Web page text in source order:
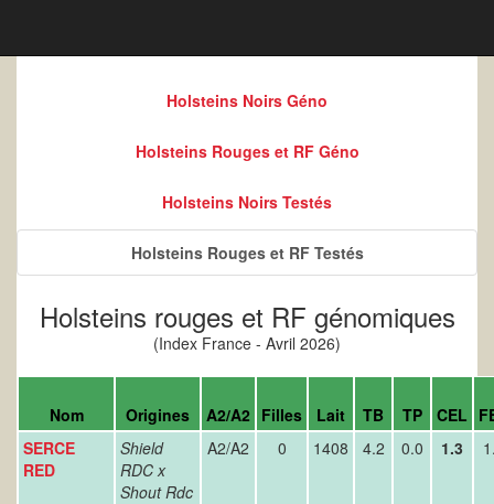
Holsteins Noirs Géno
Holsteins Rouges et RF Géno
Holsteins Noirs Testés
Holsteins Rouges et RF Testés
Holsteins rouges et RF génomiques
(Index France - Avril 2026)
Nom Origines A2/A2 Filles Lait TB TP CEL
SERCE
RED
Shield
RDC x
Shout Rdc
A2/A2 0 1408 4.2 0.0 1.3